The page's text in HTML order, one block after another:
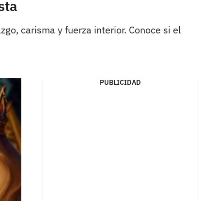
carisma y fuerza interior. Conoce si el
PUBLICIDAD